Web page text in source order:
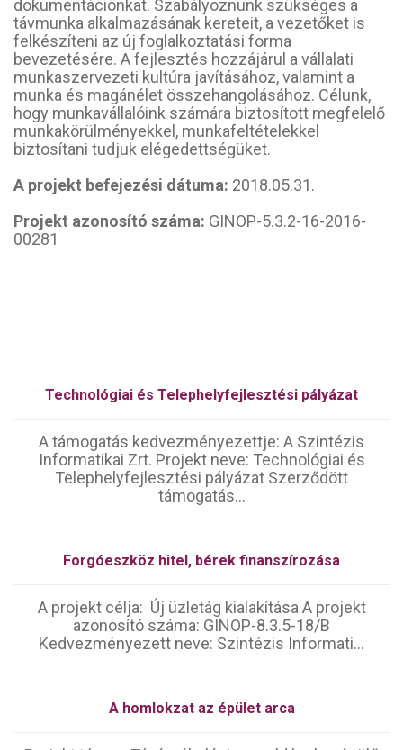
dokumentációnkat. Szabályoznunk szükséges a
távmunka alkalmazásának kereteit, a vezetőket is
felkészíteni az új foglalkoztatási forma
bevezetésére. A fejlesztés hozzájárul a vállalati
munkaszervezeti kultúra javításához, valamint a
munka és magánélet összehangolásához. Célunk,
hogy munkavállalóink számára biztosított megfelelő
munkakörülményekkel, munkafeltételekkel
biztosítani tudjuk elégedettségüket.
A projekt befejezési dátuma: 2018.05.31.
Projekt azonosító száma: GINOP-5.3.2-16-2016-
00281
Technológiai és Telephelyfejlesztési pályázat
A támogatás kedvezményezettje: A Szintézis
Informatikai Zrt. Projekt neve: Technológiai és
Telephelyfejlesztési pályázat Szerződött
támogatás...
Forgóeszköz hitel, bérek finanszírozása
A projekt célja: Új üzletág kialakítása A projekt
azonosító száma: GINOP-8.3.5-18/B
Kedvezményezett neve: Szintézis Informati...
A homlokzat az épület arca